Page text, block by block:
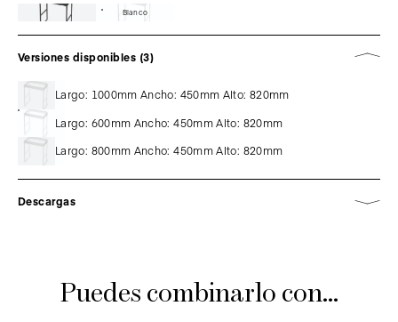
Blanco
Versiones disponibles (3)
Largo: 1000mm Ancho: 450mm Alto: 820mm
Largo: 600mm Ancho: 450mm Alto: 820mm
Largo: 800mm Ancho: 450mm Alto: 820mm
Descargas
Puedes combinarlo con...